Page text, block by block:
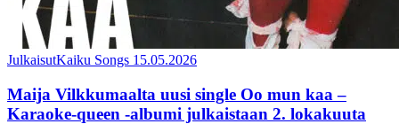
JulkaisutKaiku Songs 15.05.2026
Maija Vilkkumaalta uusi single Oo mun kaa –
Karaoke-queen -albumi julkaistaan 2. lokakuuta